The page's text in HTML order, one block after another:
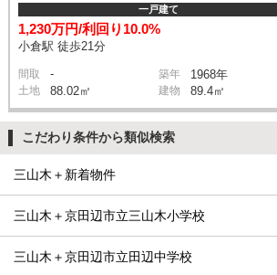
一戸建て
1,230万円/利回り10.0%
小倉駅 徒歩21分
間取 - 築年 1968年
土地 88.02㎡ 建物 89.4㎡
こだわり条件から類似検索
三山木＋新着物件
三山木＋京田辺市立三山木小学校
三山木＋京田辺市立田辺中学校